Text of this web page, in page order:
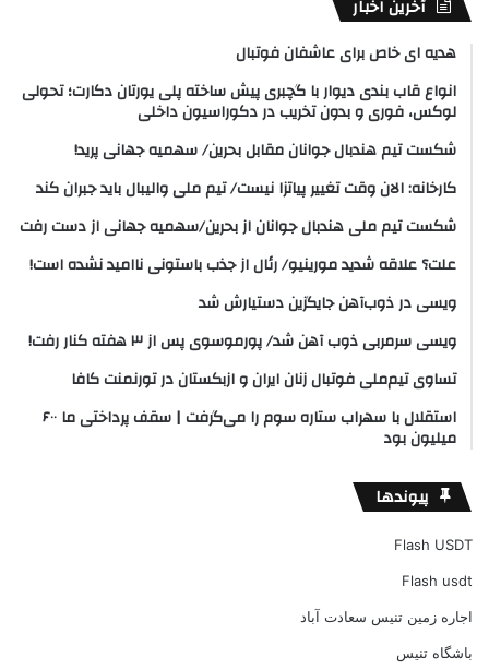
آخرین اخبار
هدیه ای خاص برای عاشفان فوتبال
انواع قاب بندی دیوار با گچبری پیش ساخته پلی یورتان دکارت؛ تحولی
لوکس، فوری و بدون تخریب در دکوراسیون داخلی
شکست تیم هندبال جوانان مقابل بحرین/ سهمیه جهانی پرید!
کارخانه: الان وقت تغییر پیاتزا نیست/ تیم ملی والیبال باید جبران کند
شکست تیم ملی هندبال جوانان از بحرین/سهمیه جهانی از دست رفت
علت؟ علاقه شدید مورینیو/ رئال از جذب باستونی ناامید نشده است!
ویسی در ذوب‌آهن جایگزین دستیارش شد
ویسی سرمربی ذوب آهن شد/ پورموسوی پس از ۳ هفته کنار رفت!
تساوی تیم‌ملی فوتبال زنان ایران و ازبکستان در تورنمنت کافا
استقلال با سهراب ستاره سوم را می‌گرفت | سقف پرداختی ما ۶۰۰
میلیون بود
پیوندها
Flash USDT
Flash usdt
اجاره زمین تنیس سعادت آباد
باشگاه تنیس